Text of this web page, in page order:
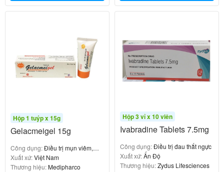
Neo-Penotran Forte L H7v
0₫
Niflad ES là thuốc kê đơn, liều lượng cụ thể phải do
bác sĩ chỉ định
dựa trên tình trạng bệnh, tuổi tác,
cân nặng và chức năng thận của người bệnh.
5.1. Cách dùng
Hộp 1 tuýp x 15g
Gelacmeigel 15g
Công dụng:Điều trị mụn viêm,
mụn mủ, mụn trứng cá đỏ
Xuất xứ:Việt Nam
Thương hiệu:Medipharco
Hộp 3 vỉ x 10 viên
Ivabradine Tablets 7.5mg
Công dụng:Điều trị đau thắt ngực
Xuất xứ:Ấn Độ
Thương hiệu:Zydus Lifesciences